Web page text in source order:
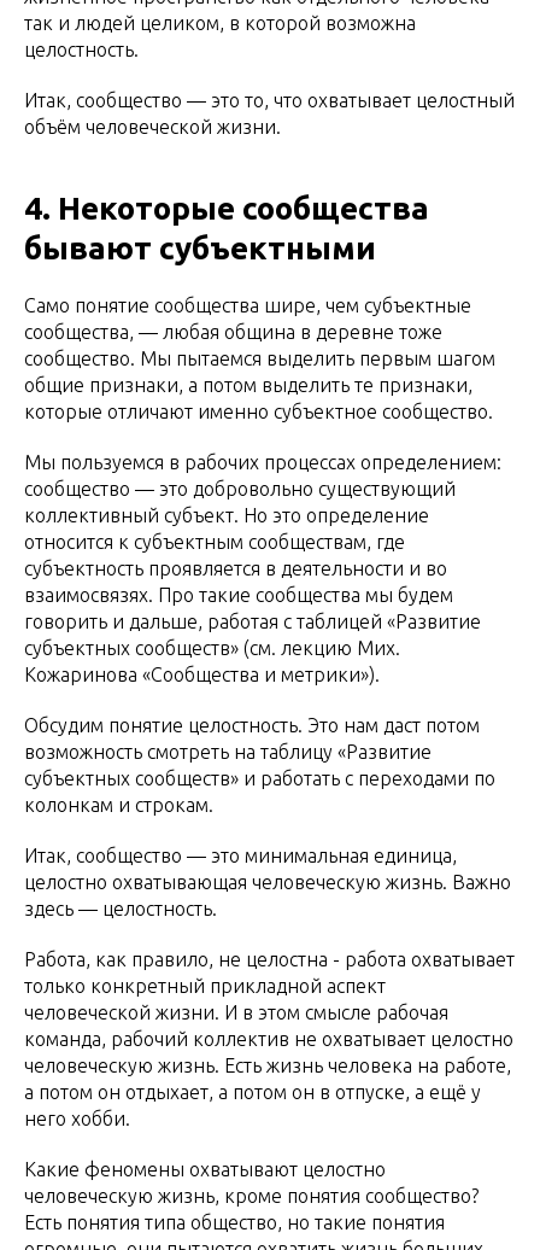
так и людей целиком, в которой возможна
целостность.
Итак, сообщество — это то, что охватывает целостный
объём человеческой жизни.
4. Некоторые сообщества
бывают субъектными
Само понятие сообщества шире, чем субъектные
сообщества, — любая община в деревне тоже
сообщество. Мы пытаемся выделить первым шагом
общие признаки, а потом выделить те признаки,
которые отличают именно субъектное сообщество.
Мы пользуемся в рабочих процессах определением:
сообщество — это добровольно существующий
коллективный субъект. Но это определение
относится к субъектным сообществам, где
субъектность проявляется в деятельности и во
взаимосвязях. Про такие сообщества мы будем
говорить и дальше, работая с таблицей «Развитие
субъектных сообществ» (см. лекцию Мих.
Кожаринова «Сообщества и метрики»).
Обсудим понятие целостность. Это нам даст потом
возможность смотреть на таблицу «Развитие
субъектных сообществ» и работать с переходами по
колонкам и строкам.
Итак, сообщество — это минимальная единица,
целостно охватывающая человеческую жизнь. Важно
здесь — целостность.
Работа, как правило, не целостна - работа охватывает
только конкретный прикладной аспект
человеческой жизни. И в этом смысле рабочая
команда, рабочий коллектив не охватывает целостно
человеческую жизнь. Есть жизнь человека на работе,
а потом он отдыхает, а потом он в отпуске, а ещё у
него хобби.
Какие феномены охватывают целостно
человеческую жизнь, кроме понятия сообщество?
Есть понятия типа общество, но такие понятия